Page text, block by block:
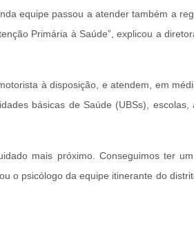
equipe passou a atender também a
Primária à Saúde”, explicou a
à disposição, e atendem, em
básicas de Saúde (UBSs), escolas,
mais próximo. Conseguimos ter
o psicólogo da equipe itinerante do